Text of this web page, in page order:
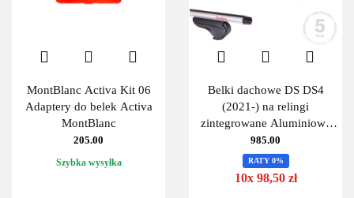
MontBlanc Activa Kit 06
Adaptery do belek Activa
MontBlanc
205.00
Szybka wysyłka
Belki dachowe DS DS4
(2021-) na relingi
zintegrowane Aluminiowe
MontBlanc Activa Alu 125
Kit 06
985.00
RATY 0%
10x 98,50 zł